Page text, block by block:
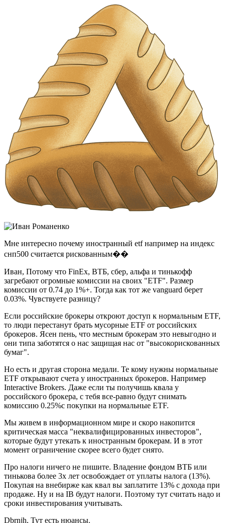
Мне интересно почему иностранный etf например на индекс
снп500 считается рискованным��
Иван, Потому что FinEx, ВТБ, сбер, альфа и тинькофф
загребают огромные комиссии на своих "ETF". Размер
комиссии от 0.74 до 1%+. Тогда как тот же vanguard берет
0.03%. Чувствуете разницу?
Если российские брокеры откроют доступ к нормальным ETF,
то люди перестанут брать мусорные ETF от российских
брокеров. Ясен пень, что местным брокерам это невыгодно и
они типа заботятся о нас защищая нас от "высокорискованных
бумаг".
Но есть и другая сторона медали. Те кому нужны нормальные
ETF открывают счета у иностранных брокеров. Например
Interactive Brokers. Даже если ты получишь квала у
российского брокера, с тебя все-равно будут снимать
комиссию 0.25%с покупки на нормальные ETF.
Мы живем в информационном мире и скоро накопится
критическая масса "неквалифицированных инвесторов",
которые будут утекать к иностранным брокерам. И в этот
момент ограничение скорее всего будет снято.
Про налоги ничего не пишите. Владение фондом ВТБ или
тинькова более 3х лет освобождает от уплаты налога (13%).
Покупая на внебирже как квал вы заплатите 13% с дохода при
продаже. Ну и на IB будут налоги. Поэтому тут считать надо и
сроки инвестирования учитывать.
Dbrnjh, Тут есть нюансы.